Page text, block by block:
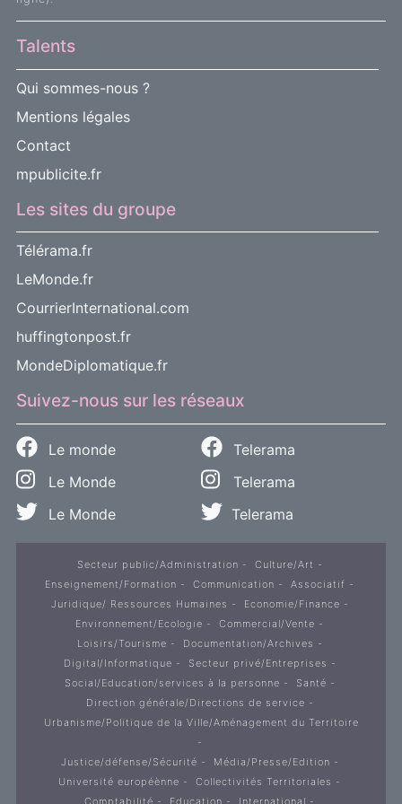
Talents
Qui sommes-nous ?
Mentions légales
Contact
mpublicite.fr
Les sites du groupe
Télérama.fr
LeMonde.fr
CourrierInternational.com
huffingtonpost.fr
MondeDiplomatique.fr
Suivez-nous sur les réseaux
Le monde
Telerama
Le Monde
Telerama
Le Monde
Telerama
Secteur public/Administration
Culture/Art
Enseignement/Formation
Communication
Associatif
Juridique/ Ressources Humaines
Economie/Finance
Environnement/Ecologie
Commercial/Vente
Loisirs/Tourisme
Documentation/Archives
Digital/Informatique
Secteur privé/Entreprises
Social/Education/services à la personne
Santé
Direction générale/Directions de service
Urbanisme/Politique de la Ville/Aménagement du Territoire
Justice/défense/Sécurité
Média/Presse/Edition
Université européènne
Collectivités Territoriales
Comptabilité
Education International